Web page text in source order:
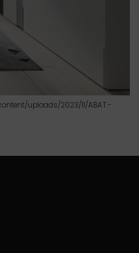
uploads/2023/11/ABAT.-